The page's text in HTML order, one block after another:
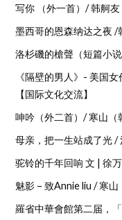
写你 （外一首）/ 韩舸友
墨西哥的恩森纳达之夜 /
洛杉磯的槍聲（短篇小
《隔壁的男人》- 美国
【国际文化交流】
呻吟（外二首）/ 寒山（
母亲，把一生站成了光 /
驼铃的千年回响 文 | 徐万
魅影 – 致Annie liu / 寒山
羅省中華會館第二届，